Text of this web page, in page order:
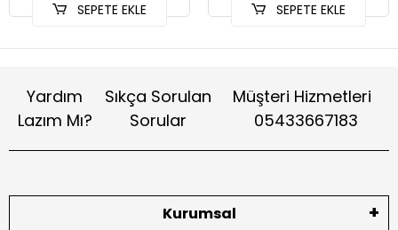
SEPETE EKLE SEPETE EKLE
Yardım
Lazım Mı?
Sıkça Sorulan
Sorular
Müşteri Hizmetleri
05433667183
Kurumsal